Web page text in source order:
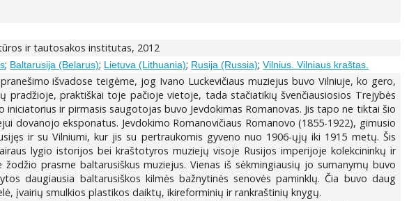
ir tautosakos institutas, 2012
; Baltarusija (Belarus); Lietuva (Lithuania); Rusija (Russia);Vilnius. Vilniaus kraštas.
išvadose teigėme, jog Ivano Luckevičiaus muziejus buvo Vilniuje, ko gero,
pradžioje, praktiškai toje pačioje vietoje, tada stačiatikių švenčiausiosios Trejybės
ir pirmasis saugotojas buvo Jevdokimas Romanovas. Jis tapo ne tiktai šio
dovanojo eksponatus. Jevdokimo Romanovičiaus Romanovo (1855-1922), gimusio
ir su Vilniumi, kur jis su pertraukomis gyveno nuo 1906-ųjų iki 1915 metų. Šis
lygio istorijos bei kraštotyros muziejų visoje Rusijos imperijoje kolekcininkų ir
prasme baltarusiškus muziejus. Vienas iš sėkmingiausių jo sumanymų buvo
daugiausia baltarusiškos kilmės bažnytinės senovės paminklų. Čia buvo daug
įvairių smulkios plastikos daiktų, ikireforminių ir rankraštinių knygų.